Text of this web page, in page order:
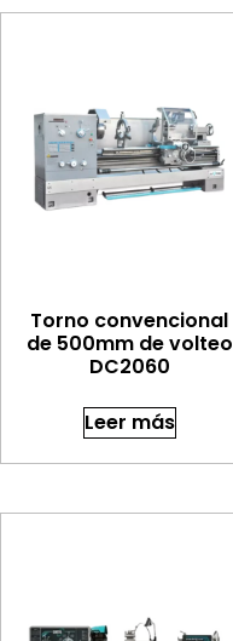
Torno convencional
de 500mm de volteo
DC2060
Leer más